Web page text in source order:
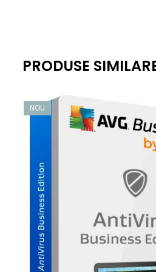
Pachete de distribuție
Componentele software-ului
De asemenea, sunt
Business la zi.
Actualizări în flux continuu
Dacă este activat, serviciul
Actualizările în flux continuu
PRODUSE
NOU